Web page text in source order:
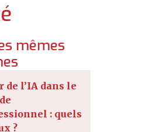
mêmes
de l’IA dans le
: quels
?